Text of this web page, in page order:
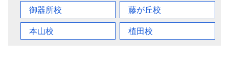
御器所校
藤が丘校
本山校
植田校